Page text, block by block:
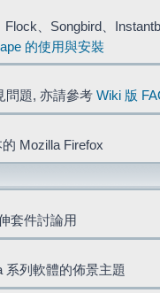
、Songbird、
的使用與安裝
問題, 亦請參考 Wiki 版
Mozilla Firefox
套件討論用
系列軟體的佈景主題